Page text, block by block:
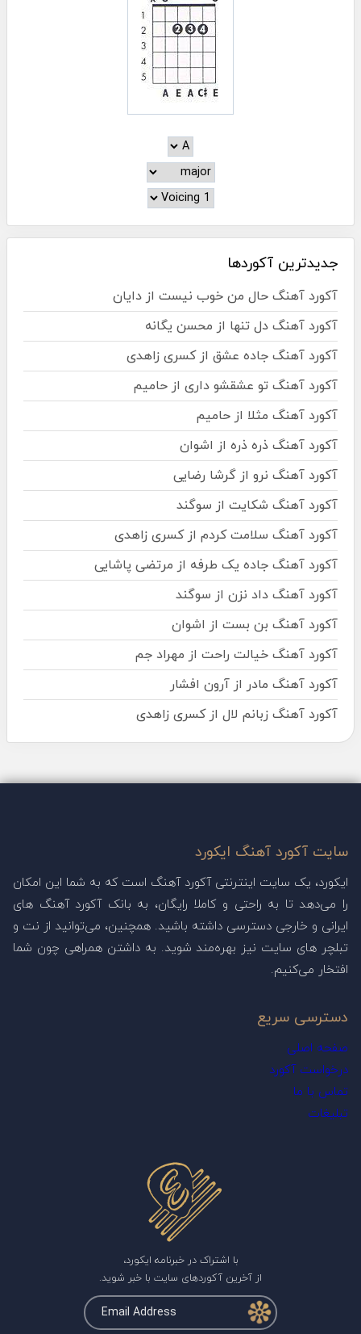
جدیدترین آکوردها
آکورد آهنگ حال من خوب نیست از دایان
آکورد آهنگ دل تنها از محسن یگانه
آکورد آهنگ جاده عشق از کسری زاهدی
آکورد آهنگ تو عشقشو داری از حامیم
آکورد آهنگ مثلا از حامیم
آکورد آهنگ ذره ذره از اشوان
آکورد آهنگ نرو از گرشا رضایی
آکورد آهنگ شکایت از سوگند
آکورد آهنگ سلامت کردم از کسری زاهدی
آکورد آهنگ جاده یک طرفه از مرتضی پاشایی
آکورد آهنگ داد نزن از سوگند
آکورد آهنگ بن بست از اشوان
آکورد آهنگ خیالت راحت از مهراد جم
آکورد آهنگ مادر از آرون افشار
آکورد آهنگ زبانم لال از کسری زاهدی
سایت آکورد آهنگ ایکورد
ایکورد، یک سایت اینترنتی آکورد آهنگ است که به شما این امکان
را می‌دهد تا به راحتی و کاملا رایگان، به بانک آکورد آهنگ های
ایرانی و خارجی دسترسی داشته باشید. همچنین، می‌توانید از نت و
تبلچر های سایت نیز بهره‌مند شوید. به داشتن همراهی چون شما
افتخار می‌کنیم.
دسترسی سریع
صفحه اصلی
درخواست آکورد
تماس با ما
تبلیغات
با اشتراک در خبرنامه ایکورد،
از آخرین آکوردهای سایت با خبر شوید.